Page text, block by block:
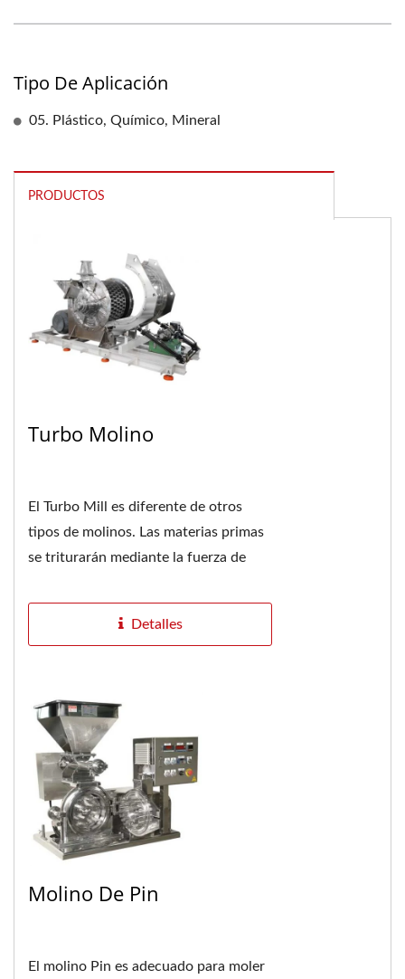
Tipo De Aplicación
05. Plástico, Químico, Mineral
PRODUCTOS
Turbo Molino
El Turbo Mill es diferente de otros
tipos de molinos. Las materias primas
se triturarán mediante la fuerza de
de alta...
Detalles
Molino De Pin
El molino Pin es adecuado para moler